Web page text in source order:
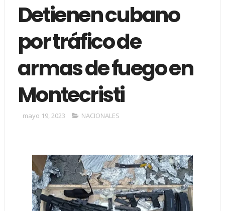
Detienen cubano
por tráfico de
armas de fuego en
Montecristi
mayo 19, 2023 NACIONALES